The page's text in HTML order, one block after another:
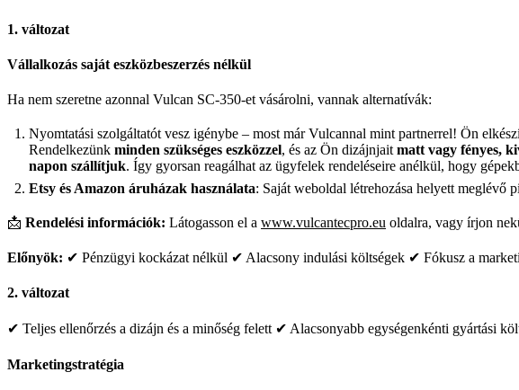
1. változat
Vállalkozás saját eszközbeszerzés nélkül
Ha nem szeretne azonnal Vulcan SC-350-et vásárolni, vannak alternatívák:
Nyomtatási szolgáltatót vesz igénybe – most már Vulcannal mint partnerrel! Ön
Rendelkezünk minden szükséges eszközzel, és az Ön dizájnjaitmatt vagy fényes,
napon szállítjuk. Így gyorsan reagálhat az ügyfelek rendeléseire anélkül, hogy
Etsy és Amazon áruházak használata: Saját weboldal létrehozása helyett meglévő
📩 Rendelési információk: Látogasson el a www.vulcantecpro.eu oldalra, vagy írjon
Előnyök: ✔ Pénzügyi kockázat nélkül ✔ Alacsony indulási költségek ✔ Fókusz a
2. változat
✔ Teljes ellenőrzés a dizájn és a minőség felett ✔ Alacsonyabb egységenkénti gyártási
Marketingstratégia